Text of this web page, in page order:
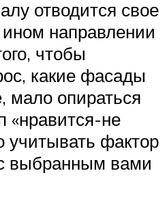
отводится свое
направлении
чтобы
какие фасады
мало опираться
«нравится-не
учитывать фактор
выбранным вами